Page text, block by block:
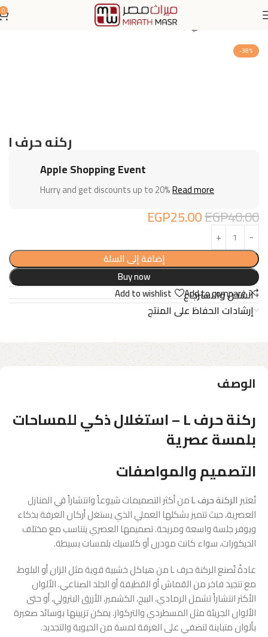
0
ركنة
-38%
ركنه حرف l
Apple Shopping Event
Hurry and get discounts up to 20%Read more
EGP40.00
EGP25.00
إضافة إلى السلة
Buy now
Add to compare
Add to wishlist
الشحن والاسترجاع
إرشادات الحفاظ على المنتج
الوصف
ركنة حرف L – استغلال ذكي للمساحات
بلمسة عصرية
التصميم والمواصفات
تُعتبرالركنة حرف L من أكثر التصميمات شيوعاً وانتشاراً في المنازل
العصرية، حيث تتميز بشكلها العملي الذي يستغل أركان الغرفة بذكاء
ويوفر جلسة واسعة ومريحة. تصميمها العصري يتناسب مع مختلف
الديكورات، سواء كانت مودرن أو كلاسيك بلمسات بسيطة.
عادةً تُصنع الركنة حرف L من هياكل خشبية قوية مثل الزان أو البلوط،
مع تنجيد فاخر من القماش أو القطيفة أو الجلد الصناعي. الألوان
الأكثر انتشاراً تشمل الرمادي، البيج، الكشمير، الأزرق البترولي، أو حتى
الألوان الجريئة مثل المسطردي والتركواز. يمكن تزيينها بوسائد صغيرة
بألوان متباينة لتضفي على الغرفة لمسة من الحيوية والتجديد.